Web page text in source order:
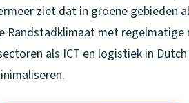
ziet dat in groene gebieden
Randstadklimaat met regelmatige
als ICT en logistiek in